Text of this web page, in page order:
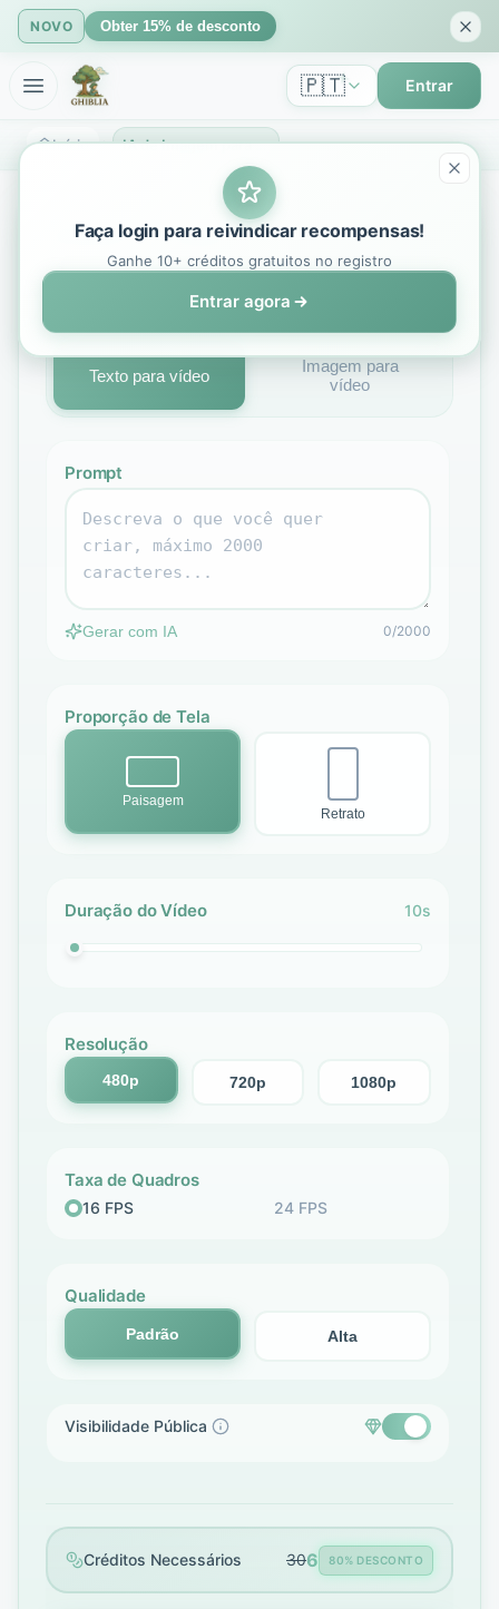
NOVO Obter 15% de desconto
🇵🇹 Entrar
Início IA de Imagem para Vídeo: Transforme Imagens Estáticas em Vídeo com IA | GhibliIA
Gerador de Vídeo com IA
Texto para vídeo
Imagem para
vídeo
Prompt
Gerar com IA 0/2000
Proporção de Tela
Paisagem
Retrato
Duração do Vídeo 10s
Resolução
480p 720p 1080p
Taxa de Quadros
16 FPS 24 FPS
Qualidade
Padrão Alta
Visibilidade Pública
Créditos Necessários 306 80% DESCONTO
Faça login para reivindicar recompensas!
Ganhe 10+ créditos gratuitos no registro
Entrar agora